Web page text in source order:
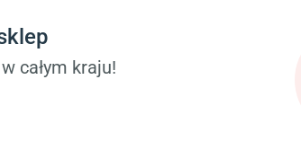
Szafy dla dzieci
Łóżka dla dziecka (młodzieżowe)
Lampy w stylu młodzieżowym
całym kraju!